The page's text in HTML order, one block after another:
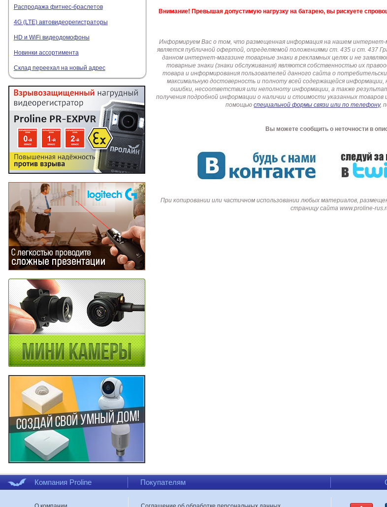
Распродажа фитнес-браслетов
4G (LTE) автовидеорегистраторы
HD и WiFi видеодомофоны
Новинки ассортимента
Склад переехал на новый адрес
Внимание! Превышая допустимую нагрузку на батарею, вы рискуете
Информируем Вас о том, что размещенная информация на нашем интернет-
является публичной офертой, определяемой положениями ст. 435 и ст. 437
данном интернет-магазине товарные знаки в рекламных целях и не
товарные знаки (знаки обслуживания) являются собственностью их
товара и информирования пользователей данного сайта о
максимальную достоверность и полноту всей содержащейся
ошибки, несоответствия или неполноту информации, а также
получения подробной информации о наличии и стоимости указанных
помощьюспециальной формы связи или по телефону,
Вы можете сообщить о неточности в
При копировании или частичном использовании любых материалов,
страницу сайта www.proline-
Компания Proline Покупателям